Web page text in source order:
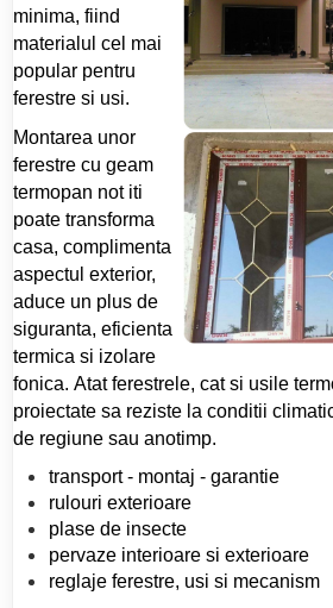
minima, fiind
materialul cel mai
popular pentru
ferestre si usi.
Montarea unor
ferestre cu geam
termopan not iti
poate transforma
casa, complimenta
aspectul exterior,
aduce un plus de
siguranta, eficienta
termica si izolare
fonica. Atat ferestrele, cat si usile
proiectate sa reziste la conditii
de regiune sau anotimp.
transport - montaj - garantie
rulouri exterioare
plase de insecte
pervaze interioare si exterioare
reglaje ferestre, usi si mecanism